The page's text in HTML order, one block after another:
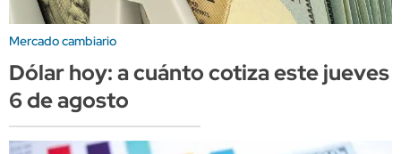
Mercado cambiario
Dólar hoy: a cuánto cotiza este jueves
6 de agosto